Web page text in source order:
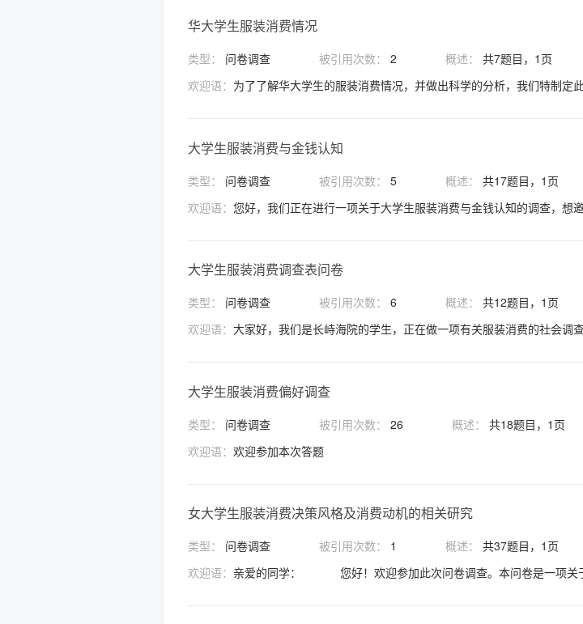
华大学生服装消费情况
类型： 问卷调查 被引用次数： 2 概述：
共7题目，1页
欢迎语：
大学生服装消费与金钱认知
类型： 问卷调查 被引用次数： 5 概述：
共17题目，1页
欢迎语：
大学生服装消费调查表问卷
类型： 问卷调查 被引用次数： 6 概述：
共12题目，1页
欢迎语：
大学生服装消费偏好调查
类型： 问卷调查 被引用次数： 26 概述：
共18题目，1页
欢迎语： 欢迎参加本次答题
女大学生服装消费决策风格及消费动机的相关研究
类型： 问卷调查 被引用次数： 1 概述：
共37题目，1页
欢迎语：